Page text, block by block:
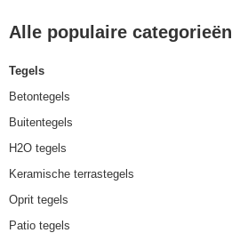
Alle populaire categorieën
Tegels
Betontegels
Buitentegels
H2O tegels
Keramische terrastegels
Oprit tegels
Patio tegels